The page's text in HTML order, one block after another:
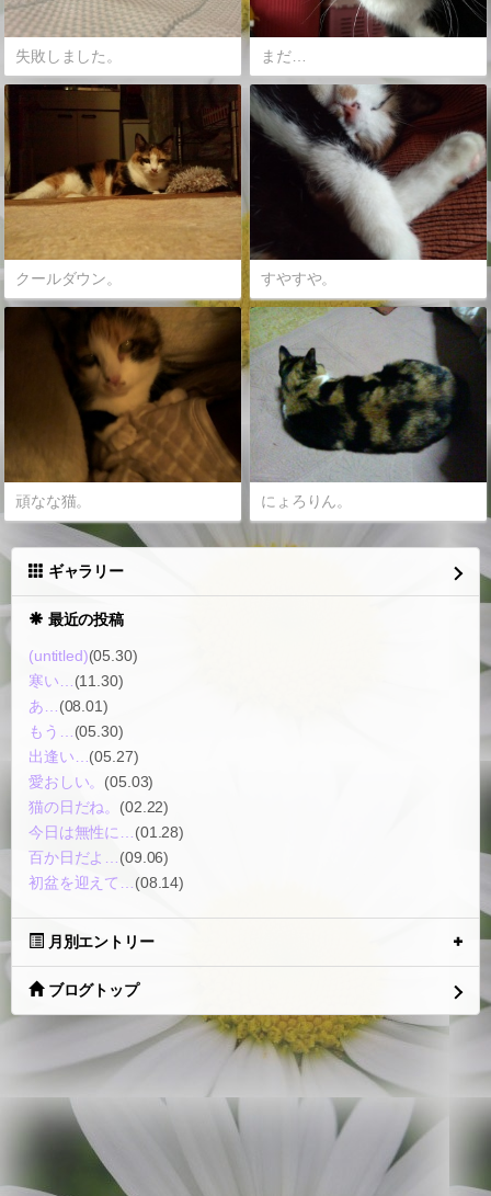
失敗しました。 まだ…
クールダウン。 すやすや。
頑なな猫。 にょろりん。
ギャラリー
最近の投稿
(untitled)(05.30)
寒い…(11.30)
あ…(08.01)
もう…(05.30)
出逢い…(05.27)
愛おしい。 (05.03)
猫の日だね。 (02.22)
今日は無性に…(01.28)
百か日だよ…(09.06)
初盆を迎えて…(08.14)
月別エントリー
ブログトップ